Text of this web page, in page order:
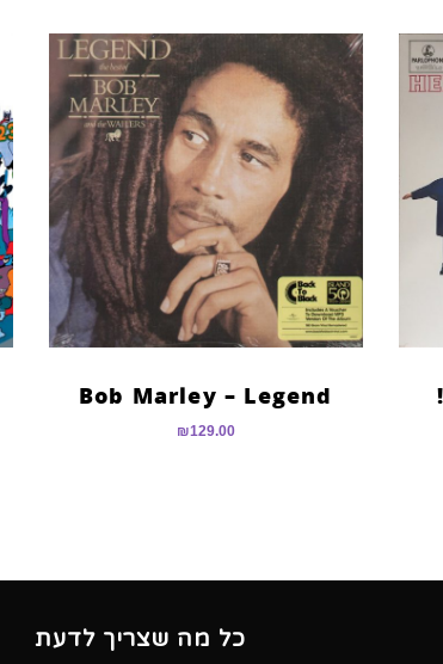
Bob Marley – Legend
₪129.00
כל מה שצריך לדעת